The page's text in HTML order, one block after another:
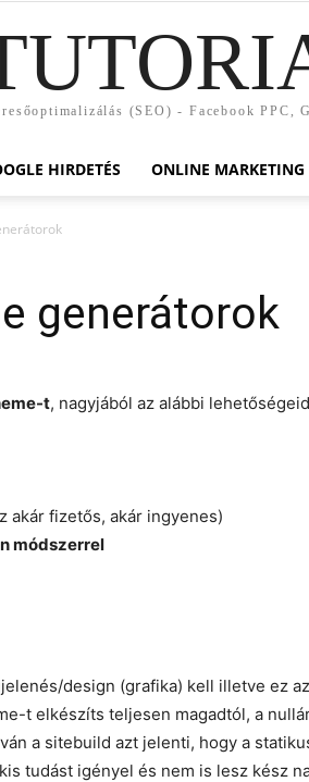
(SEO) - Facebook PPC,
HIRDETÉS ONLINE MARKETING
generátorok
t, nagyjából az alábbi
akár fizetős, akár ingyenes)
módszerrel
design (grafika) kell illetve ez
t elkészíts teljesen magadtól, a
a sitebuild azt jelenti, hogy a
tudást igényel és nem is lesz kész